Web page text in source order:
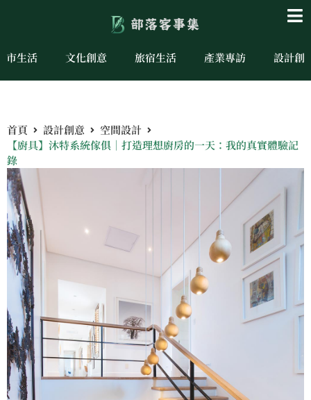
市生活 文化創意 旅宿生活 產業專訪 設計創
首頁 設計創意
空間設計
【廚具】沐特系統傢俱｜打造理想廚房的一天：我的真實體驗記
錄